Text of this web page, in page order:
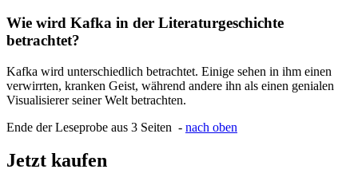
Wie wird Kafka in der Literaturgeschichte
betrachtet?
Kafka wird unterschiedlich betrachtet. Einige sehen in ihm einen
verwirrten, kranken Geist, während andere ihn als einen genialen
Visualisierer seiner Welt betrachten.
Ende der Leseprobe aus 3 Seiten - nach oben
Jetzt kaufen